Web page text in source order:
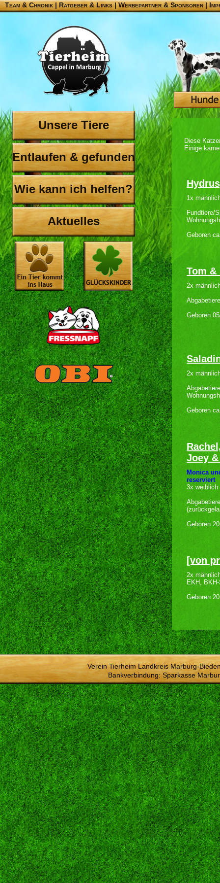
Team & Chronik |Ratgeber & Links|Werbepartner & Sponsoren|
Unsere Tiere
Entlaufen & gefunden
Wie kann ich helfen?
Aktuelles
Diese
Einige
1x
Fundtiere/
Geboren
Tom &
2x
Geboren
2x
Geboren
Joey
Monica
reserviert
3x
Abgabetiere
Geboren
[von
2x
EKH,
Geboren
Verein Tierheim Landkreis Marburg-
Bankverbindung: Sparkasse